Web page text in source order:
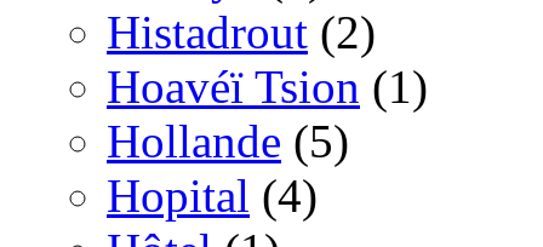
Histadrout (2)
Hoavéï Tsion (1)
Hollande (5)
Hopital (4)